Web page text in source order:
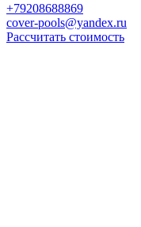
+79208688869
cover-pools@yandex.ru
Рассчитать стоимость